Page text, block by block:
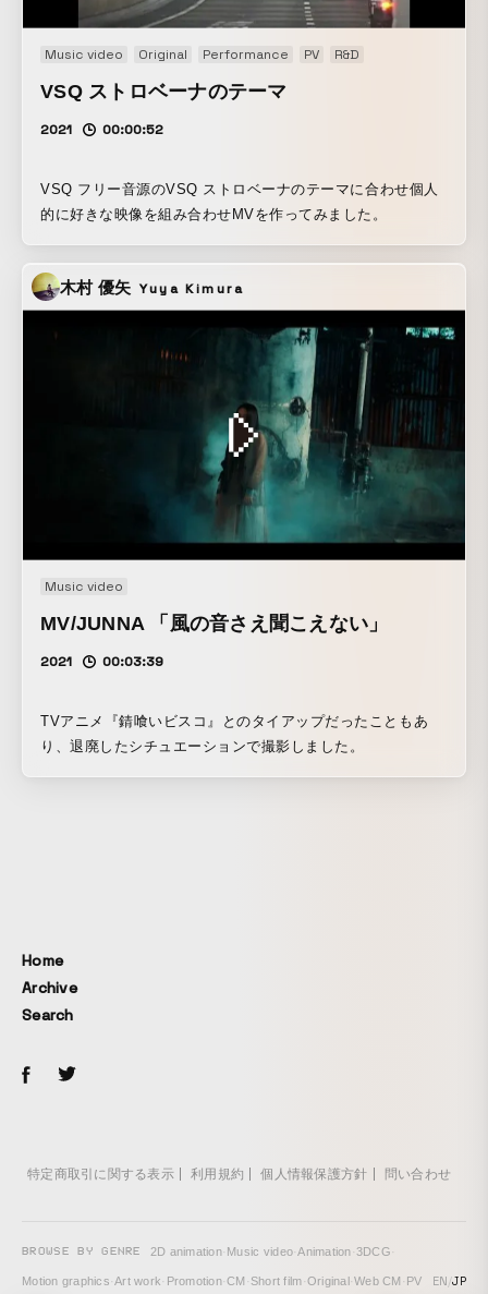
Music video Original Performance PV R&D
VSQ ストロベーナのテーマ
2021 00:00:52
VSQ フリー音源のVSQ ストロベーナのテーマに合わせ個人
的に好きな映像を組み合わせMVを作ってみました。
木村 優矢 Yuya Kimura
Music video
MV/JUNNA 「風の音さえ聞こえない」
2021 00:03:39
TVアニメ『錆喰いビスコ』とのタイアップだったこともあ
り、退廃したシチュエーションで撮影しました。
Home
Archive
Search
特定商取引に関する表示 利用規約 個人情報保護方針 問い合わせ
BROWSE BY GENRE 2D animation· Music video·Animation·3DCG·
Motion graphics·Art work· Promotion·CM · Short film·Original·Web CM · PV EN/JP